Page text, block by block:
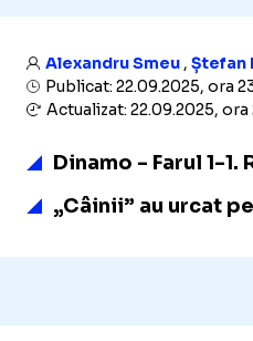
Alexandru Smeu, Ștefan
Publicat: 22.09.2025, ora
Actualizat: 22.09.2025, ora
Dinamo - Farul 1-
„Câinii” au urcat